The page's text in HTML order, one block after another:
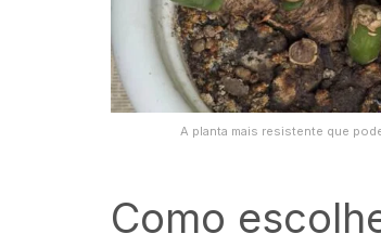
A planta mais resistente que
Como